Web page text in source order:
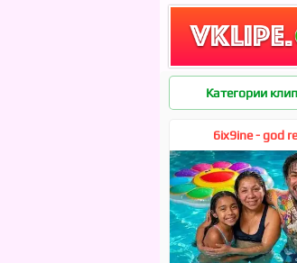
Категории
6ix9ine - god